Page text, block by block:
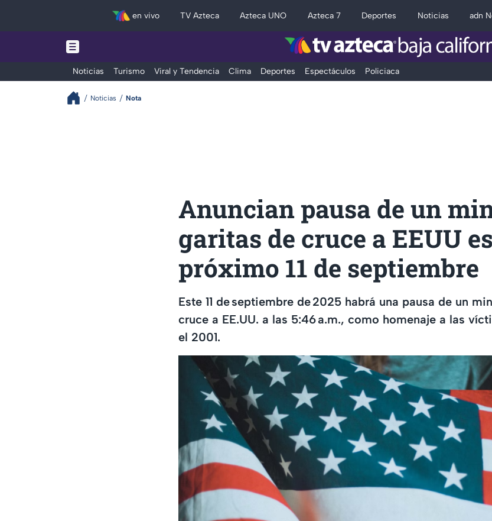
en vivo TV Azteca Azteca UNO Azteca 7 Deportes Noticias adn
Noticias Turismo Viral y Tendencia Clima Deportes Espectáculos Policiaca
Noticias Nota
Anuncian pausa de un
garitas de cruce a EEUU
próximo 11 de septiembre
Este 11 de septiembre de 2025 habrá una pausa de un
cruce a EE.UU. a las 5:46 a.m., como homenaje a las
el 2001.